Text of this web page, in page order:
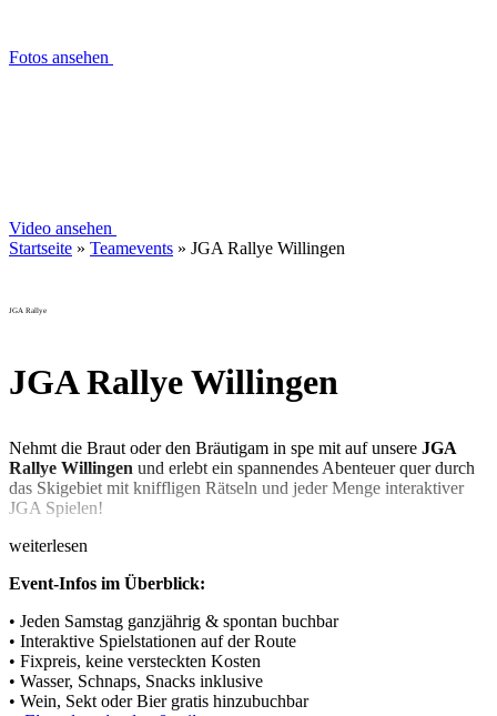
Fotos ansehen
Video ansehen
Startseite » Teamevents » JGA Rallye Willingen
JGA Rallye
JGA Rallye Willingen
Nehmt die Braut oder den Bräutigam in spe mit auf unsere JGA
Rallye Willingen und erlebt ein spannendes Abenteuer quer durch
das Skigebiet mit kniffligen Rätseln und jeder Menge interaktiver
JGA Spielen!
weiterlesen
Event-Infos im Überblick:
• Jeden Samstag ganzjährig & spontan buchbar
• Interaktive Spielstationen auf der Route
• Fixpreis, keine versteckten Kosten
• Wasser, Schnaps, Snacks inklusive
• Wein, Sekt oder Bier gratis hinzubuchbar